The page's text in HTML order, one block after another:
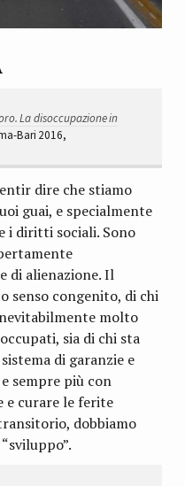
La disoccupazione in
Bari 2016,
dire che stiamo
guai, e specialmente
i diritti sociali. Sono
di alienazione. Il
congenito, di chi
molto
sia di chi sta
di garanzie e
sempre più con
e curare le ferite
dobbiamo